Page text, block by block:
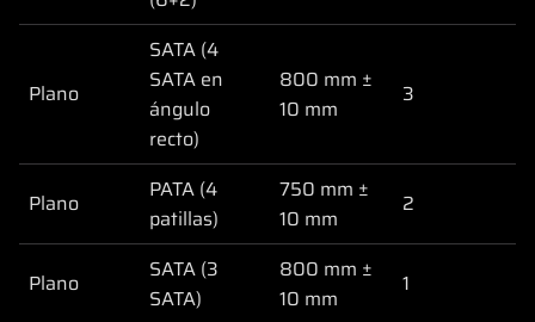
Plano
SATA (4
SATA en
ángulo
recto)
800 mm ±
10 mm
3
Plano
PATA (4
patillas)
750 mm ±
10 mm
2
Plano
SATA (3
SATA)
800 mm ±
10 mm
1